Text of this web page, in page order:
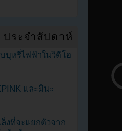
ระจำสัปดาห์
บุหรี่ไฟฟ้าในวิดีโอ
และมินะ
ล็งที่จะแยกตัวจาก